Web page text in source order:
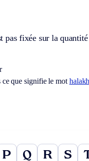
fixée sur la
ce que signifie le mot
P Q R S